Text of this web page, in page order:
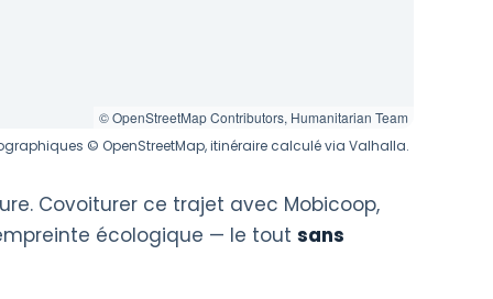
© OpenStreetMap Contributors, Humanitarian Team
© OpenStreetMap, itinéraire calculé via Valhalla.
Covoiturer ce trajet avec Mobicoop,
écologique — le tout sans